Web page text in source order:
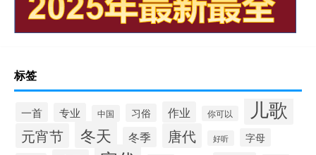
标签
一首 专业 中国 习俗 作业 你可以 儿歌
元宵节 冬天 冬季 唐代 好听
字母